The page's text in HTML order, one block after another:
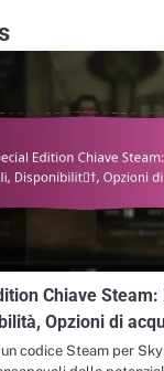
Chiave
Opzioni di
codice Steam per